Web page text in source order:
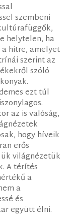
szembeni
helytelen, ha
hitre, amelyet
szerint az
szóló
ezt túl
az is valóság,
hogy híveik
erős
világnézetük
A térítés
a
a
és
együtt élni.